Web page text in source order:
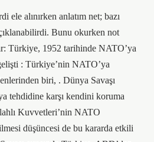
ele alınırken anlatım net; bazı
Bunu okurken not
Türkiye, 1952 tarihinde NATO’ya
: Türkiye’nin NATO’ya
biri, . Dünya Savaşı
tehdidine karşı kendini koruma
Kuvvetleri’nin NATO
düşüncesi de bu kararda etkili